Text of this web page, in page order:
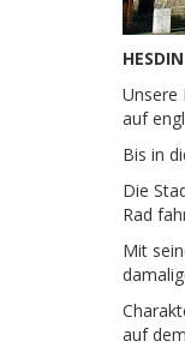
HESDIN
Unsere
auf
Bis in
Die
Rad
Mit
auf